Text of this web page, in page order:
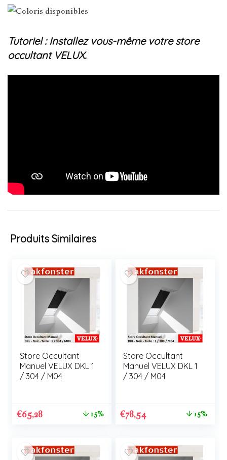
Tutoriel : Installez vous-même votre store
occultant VELUX.
Produits Similaires
Store Occultant
Manuel VELUX DKL 1
/ 304 / M04
€65,28 15%
Store Occultant
Manuel VELUX DKL 1
/ 304 / M04
€78,54 15%